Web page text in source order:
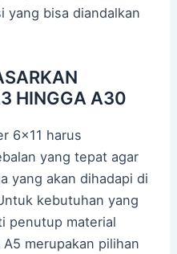
yang bisa diandalkan
HINGGA A30
6×11 harus
yang tepat agar
yang akan dihadapi di
kebutuhan yang
penutup material
merupakan pilihan